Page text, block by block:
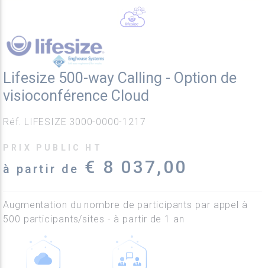
Lifesize 500-way Calling - Option de
visioconférence Cloud
Réf. LIFESIZE 3000-0000-1217
PRIX PUBLIC HT
à partir de € 8 037,00
Augmentation du nombre de participants par appel à
500 participants/sites - à partir de 1 an